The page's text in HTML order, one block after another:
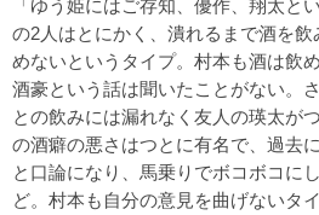
「ゆう姫にはご存知、優作、翔太と
の2人はとにかく、潰れるまで酒を
めないというタイプ。村本も酒は飲
酒豪という話は聞いたことがない。
との飲みには漏れなく友人の瑛太が
の酒癖の悪さはつとに有名で、過去
と口論になり、馬乗りでボコボコに
ど。村本も自分の意見を曲げないタ